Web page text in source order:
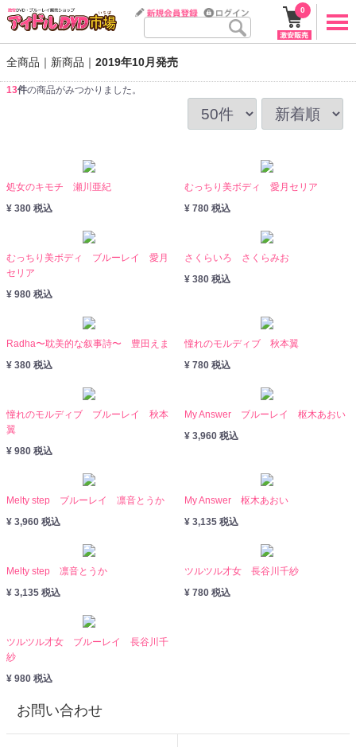
0
全商品 新商品 2019年10月発売
13件の商品がみつかりました。
処女のキモチ 瀬川亜紀
¥ 380 税込
むっちり美ボディ 愛月セリア
¥ 780 税込
むっちり美ボディ ブルーレイ 愛月
セリア
¥ 980 税込
さくらいろ さくらみお
¥ 380 税込
Radha〜耽美的な叙事詩〜 豊田えま
¥ 380 税込
憧れのモルディブ 秋本翼
¥ 780 税込
憧れのモルディブ ブルーレイ 秋本
翼
¥ 980 税込
My Answer ブルーレイ 枢木あおい
¥ 3,960 税込
Melty step ブルーレイ 凛音とうか
¥ 3,960 税込
My Answer 枢木あおい
¥ 3,135 税込
Melty step 凛音とうか
¥ 3,135 税込
ツルツル才女 長谷川千紗
¥ 780 税込
ツルツル才女 ブルーレイ 長谷川千
紗
¥ 980 税込
お問い合わせ